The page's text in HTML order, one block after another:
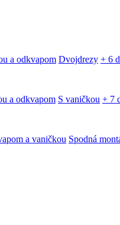
a odkvapom Dvojdrezy + 6
a odkvapom S vaničkou + 7
a vaničkou Spodná